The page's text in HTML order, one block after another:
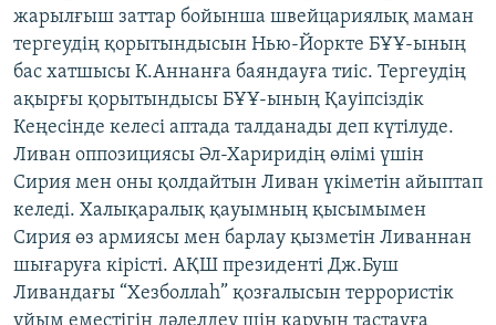
Басқа тілдерде
жарылғыш заттар бойынша швейцариялық маман
тергеудің қорытындысын Нью-Йоркте БҰҰ-ының
бас хатшысы К.Аннанға баяндауға тиіс. Тергеудің
ақырғы қорытындысы БҰҰ-ының Қауіпсіздік
Кеңесінде келесі аптада талданады деп күтілуде.
Ливан оппозициясы Әл-Хариридің өлімі үшін
Сирия мен оны қолдайтын Ливан үкіметін айыптап
келеді. Халықаралық қауымның қысымымен
Сирия өз армиясы мен барлау қызметін Ливаннан
шығаруға кірісті. АҚШ президенті Дж.Буш
Ливандағы “Хезболлаһ” қозғалысын террористік